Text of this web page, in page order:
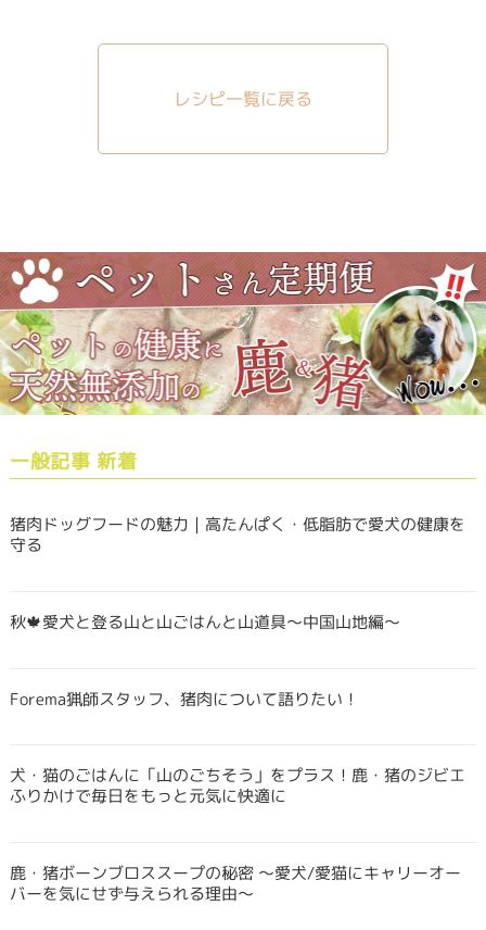
レシピ一覧に戻る
一般記事 新着
猪肉ドッグフードの魅力｜高たんぱく・低脂肪で愛犬の健康を
守る
秋🍁愛犬と登る山と山ごはんと山道具〜中国山地編〜
Forema猟師スタッフ、猪肉について語りたい！
犬・猫のごはんに「山のごちそう」をプラス！鹿・猪のジビエ
ふりかけで毎日をもっと元気に快適に
鹿・猪ボーンブロススープの秘密 〜愛犬/愛猫にキャリーオー
バーを気にせず与えられる理由〜